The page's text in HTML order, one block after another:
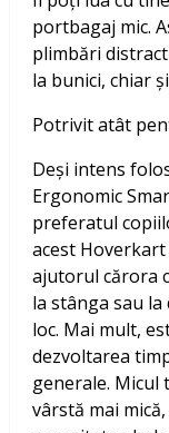
portbagaj mic.
plimbări
la bunici, chiar
Potrivit atât
Deși intens
Ergonomic
preferatul
acest
ajutorul cărora
la stânga sau
loc. Mai mult,
dezvoltarea
generale. Micul
vârstă mai